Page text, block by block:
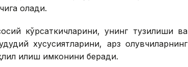
олади.
кўрсаткичларини, унинг тузилиши ва
хусусиятларини, қарз олувчиларнинг
қилиш имконини беради.